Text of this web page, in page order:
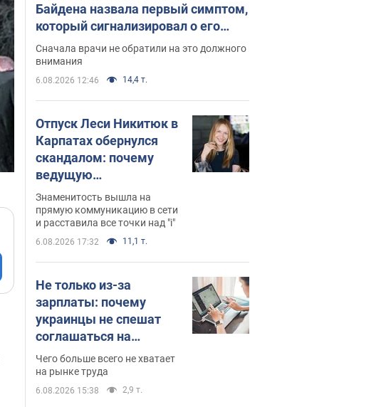
Байдена назвала первый симптом,
который сигнализировал о его
"агрессивном" раке
Сначала врачи не обратили на это должного
внимания
6.08.2026 12:46 14,4 т.
Отпуск Леси Никитюк в
Карпатах обернулся
скандалом: почему
ведущую
несправедливо
захейтили
Знаменитость вышла на
прямую коммуникацию в сети
и расставила все точки над "i"
6.08.2026 17:32 11,1 т.
Не только из-за
зарплаты: почему
украинцы не спешат
соглашаться на
вакансии
Чего больше всего не хватает
на рынке труда
6.08.2026 15:38 2,9 т.